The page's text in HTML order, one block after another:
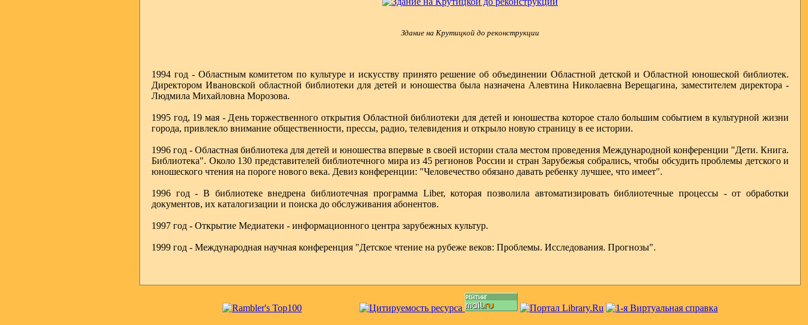
Здание на Крутицкой до реконструкции
1994 год - Областным комитетом по культуре и искусству принято решение об объединении Областной детской и Областной юношеской библиотек.
Директором Ивановской областной библиотеки для детей и юношества была назначена Алевтина Николаевна Верещагина, заместителем директора -
Людмила Михайловна Морозова.
1995 год, 19 мая - День торжественного открытия Областной библиотеки для детей и юношества которое стало большим событием в культурной жизни
города, привлекло внимание общественности, прессы, радио, телевидения и открыло новую страницу в ее истории.
1996 год - Областная библиотека для детей и юношества впервые в своей истории стала местом проведения Международной конференции "Дети. Книга.
Библиотека". Около 130 представителей библиотечного мира из 45 регионов России и стран Зарубежья собрались, чтобы обсудить проблемы детского и
юношеского чтения на пороге нового века. Девиз конференции: "Человечество обязано давать ребенку лучшее, что имеет".
1996 год - В библиотеке внедрена библиотечная программа Liber, которая позволила автоматизировать библиотечные процессы - от обработки
документов, их каталогизации и поиска до обслуживания абонентов.
1997 год - Открытие Медиатеки - информационного центра зарубежных культур.
1999 год - Международная научная конференция "Детское чтение на рубеже веков: Проблемы. Исследования. Прогнозы".